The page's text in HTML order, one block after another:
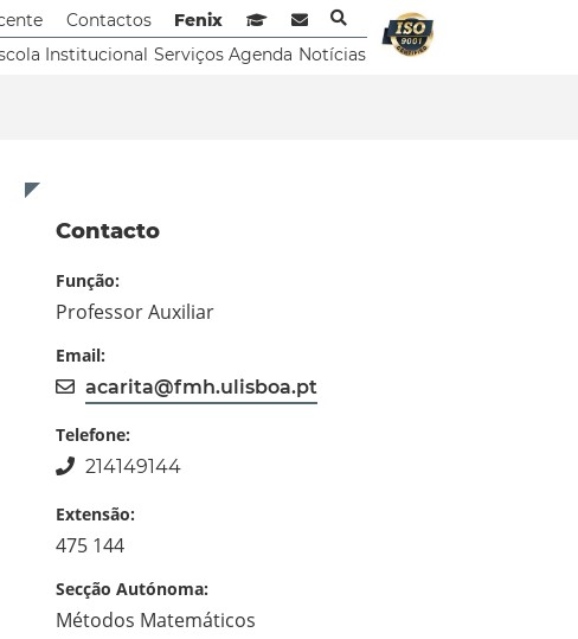
Contactos Fenix
Sistema de Gestão de Aprendizagem
Webmail
Institucional Serviços Agenda Notícias
Contacto
Função:
Professor Auxiliar
Email:
acarita@fmh.ulisboa.pt
Telefone:
214149144
Extensão:
475 144
Secção Autónoma:
Métodos Matemáticos